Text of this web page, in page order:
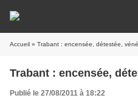
Accueil » Trabant : encensée, détestée,
Trabant : encensée,
Publié le 27/08/2011 à 18:22